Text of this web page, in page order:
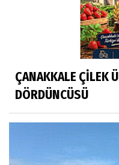
ÇANAKKALE ÇİLEK
DÖRDÜNCÜSÜ